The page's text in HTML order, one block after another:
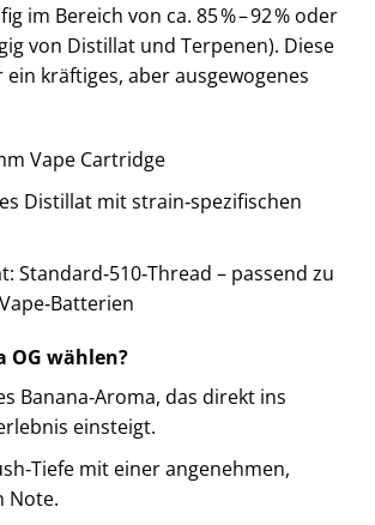
im Bereich von ca. 85 % – 92 % oder
von Distillat und Terpenen). Diese
kräftiges, aber ausgewogenes
Vape Cartridge
Distillat mit strain‑spezifischen
Standard‑510‑Thread – passend zu
OG wählen?
Banana‑Aroma, das direkt ins
einsteigt.
mit einer angenehmen,
Note.